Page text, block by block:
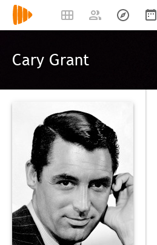
Cary Grant